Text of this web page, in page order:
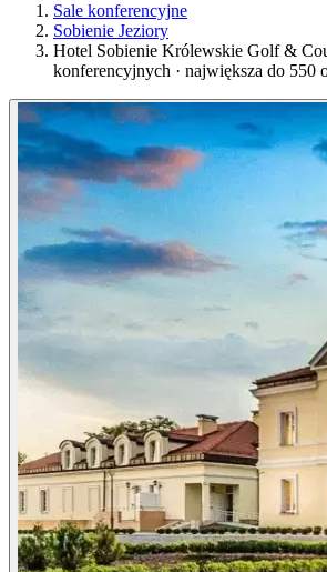
Sale konferencyjne
Sobienie Jeziory
Hotel Sobienie Królewskie Golf &
konferencyjnych · największa do 550